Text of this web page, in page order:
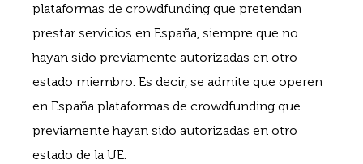
plataformas de crowdfunding que pretendan
prestar servicios en España, siempre que no
hayan sido previamente autorizadas en otro
estado miembro. Es decir, se admite que operen
en España plataformas de crowdfunding que
previamente hayan sido autorizadas en otro
estado de la UE.